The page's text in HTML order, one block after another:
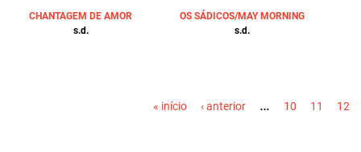
CHANTAGEM DE AMOR
s.d.
OS SÁDICOS/MAY MORNING
s.d.
« início ‹ anterior … 10 11 12